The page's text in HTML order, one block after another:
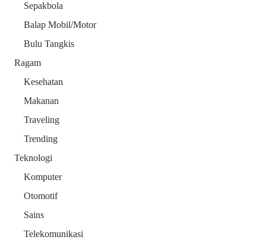
Sepakbola
Balap Mobil/Motor
Bulu Tangkis
Ragam
Kesehatan
Makanan
Traveling
Trending
Teknologi
Komputer
Otomotif
Sains
Telekomunikasi